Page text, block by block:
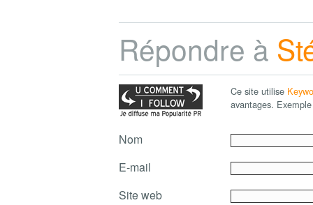
Répondre à
Ce site utilise
avantages.
Nom
E-mail
Site web